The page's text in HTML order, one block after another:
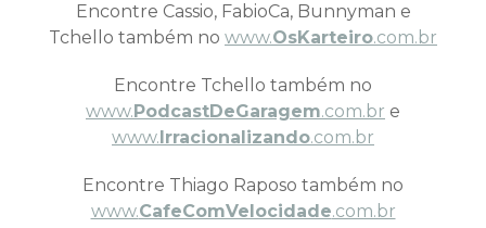
Encontre Cassio, FabioCa, Bunnyman e
Tchello também no www.OsKarteiro.com.br
Encontre Tchello também no
www. PodcastDeGaragem.com.br e
www. Irracionalizando.com.br
Encontre Thiago Raposo também no
www.CafeComVelocidade.com.br